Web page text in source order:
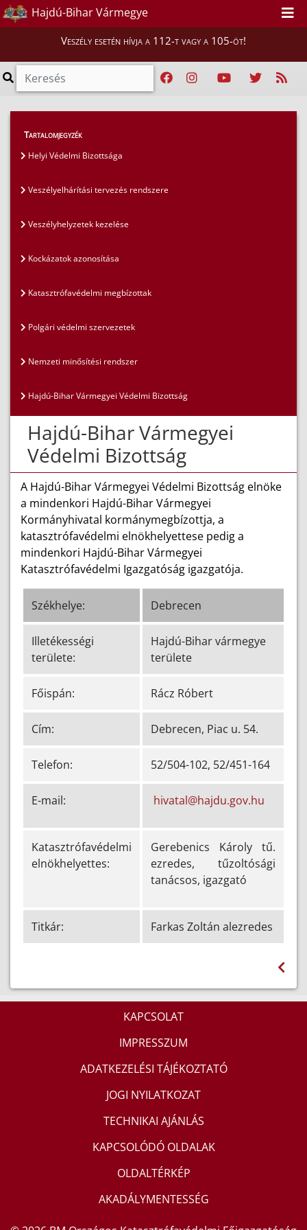
Hajdú-Bihar Vármegye
Veszély esetén hívja a 112-t vagy a 105-öt!
Szakmai tájékoztatók
Hajdú-Bihar Vármegyei Védelmi Bizottság
Tartalomjegyzék
Helyi Védelmi Bizottsága
Veszélyelhárítási tervezés rendszere
Veszélyhelyzetek kezelése
Kockázatok azonosítása
Katasztrófavédelmi megbízottak
Polgári védelmi szervezetek
Nemzeti minősítési rendszer
Hajdú-Bihar Vármegyei Védelmi Bizottság
Hajdú-Bihar Vármegyei
Védelmi Bizottság
A Hajdú-Bihar Vármegyei Védelmi Bizottság elnöke
a mindenkori Hajdú-Bihar Vármegyei
Kormányhivatal kormánymegbízottja, a
katasztrófavédelmi elnökhelyettese pedig a
mindenkori Hajdú-Bihar Vármegyei
Katasztrófavédelmi Igazgatóság igazgatója.
Székhelye: Debrecen
Illetékességi
területe:
Hajdú-Bihar vármegye
területe
Főispán: Rácz Róbert
Cím: Debrecen, Piac u. 54.
Telefon: 52/504-102, 52/451-164
E-mail: hivatal@hajdu.gov.hu
Katasztrófavédelmi
elnökhelyettes:
Gerebenics Károly tű.
ezredes, tűzoltósági
tanácsos, igazgató
Titkár: Farkas Zoltán alezredes
KAPCSOLAT
IMPRESSZUM
ADATKEZELÉSI TÁJÉKOZTATÓ
JOGI NYILATKOZAT
TECHNIKAI AJÁNLÁS
KAPCSOLÓDÓ OLDALAK
OLDALTÉRKÉP
AKADÁLYMENTESSÉG